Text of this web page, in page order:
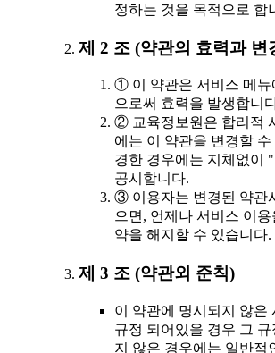
정하는 것을 목적으로 합
제 2 조 (약관의 효력과 변
① 이 약관은 서비스 메뉴
으로써 효력을 발생합니
② 교육정보원은 합리적
에는 이 약관을 변경할 수
경한 경우에는 지체없이
공시합니다.
③ 이용자는 변경된 약관
으면, 언제나 서비스 이
약을 해지할 수 있습니다.
제 3 조 (약관외 준칙)
이 약관에 명시되지 않은
규정 되어있을 경우 그
지 않은 경우에는 일반적